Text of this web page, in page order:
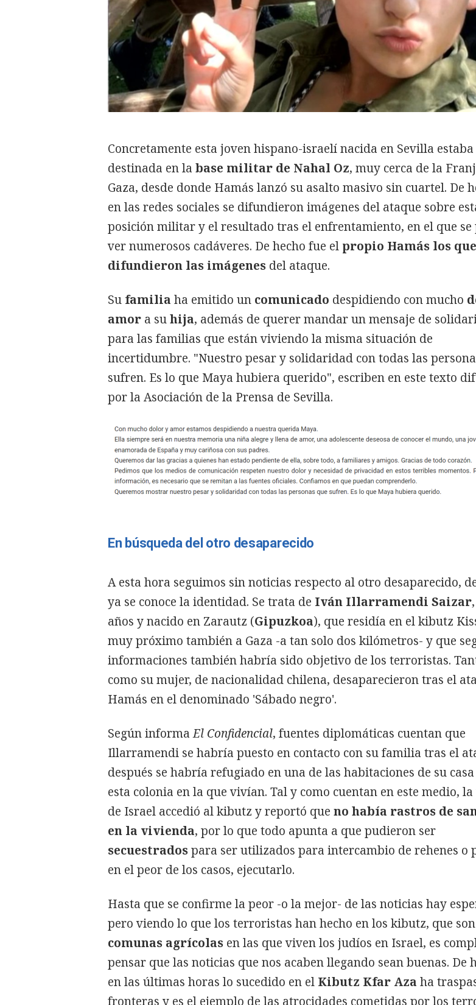
Concretamente esta joven hispano-israelí nacida en Sevilla estaba
destinada en la base militar de Nahal Oz, muy cerca de la
Gaza, desde donde Hamás lanzó su asalto masivo sin cuartel. De
en las redes sociales se difundieron imágenes del ataque sobre
posición militar y el resultado tras el enfrentamiento, en el que se
ver numerosos cadáveres. De hecho fue el propio Hamás los que
difundieron las imágenes del ataque.
Su familia ha emitido un comunicado despidiendo con mucho
amor a suhija, además de querer mandar un mensaje de
para las familias que están viviendo la misma situación de
incertidumbre. "Nuestro pesar y solidaridad con todas las
sufren. Es lo que Maya hubiera querido", escriben en este texto
por la Asociación de la Prensa de Sevilla.
En búsqueda del otro desaparecido
A esta hora seguimos sin noticias respecto al otro desaparecido,
ya se conoce la identidad. Se trata de Iván Illarramendi Saizar
años y nacido en Zarautz (Gipuzkoa), que residía en el kibutz
muy próximo también a Gaza -a tan solo dos kilómetros- y que
informaciones también habría sido objetivo de los terroristas.
como su mujer, de nacionalidad chilena, desaparecieron tras el
Hamás en el denominado 'Sábado negro'.
Según informaEl Confidencial, fuentes diplomáticas cuentan que
Illarramendi se habría puesto en contacto con su familia tras el
después se habría refugiado en una de las habitaciones de su
esta colonia en la que vivían. Tal y como cuentan en este medio,
de Israel accedió al kibutz y reportó que no había rastros de
en la vivienda, por lo que todo apunta a que pudieron ser
secuestradospara ser utilizados para intercambio de rehenes o
en el peor de los casos, ejecutarlo.
Hasta que se confirme la peor -o la mejor- de las noticias hay
pero viendo lo que los terroristas han hecho en los kibutz, que
comunas agrícolas en las que viven los judíos en Israel, es
pensar que las noticias que nos acaben llegando sean buenas. De
en las últimas horas lo sucedido en el Kibutz Kfar Aza ha
fronteras y es el ejemplo de las atrocidades cometidas por los